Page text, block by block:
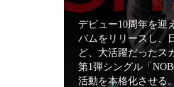
デビュー10周年を迎
バムをリリースし、
ど、大活躍だったス
第1弾シングル「
活動を本格化させる